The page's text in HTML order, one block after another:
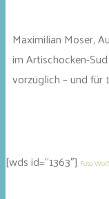
Maximilian Moser,
im Artischocken-
vorzüglich – und für
[wds id=“1363″] Foto: